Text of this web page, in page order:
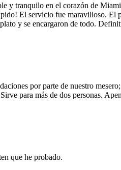
y tranquilo en el corazón de
El servicio fue maravilloso. El
y se encargaron de todo.
por parte de nuestro
para más de dos personas.
que he probado.